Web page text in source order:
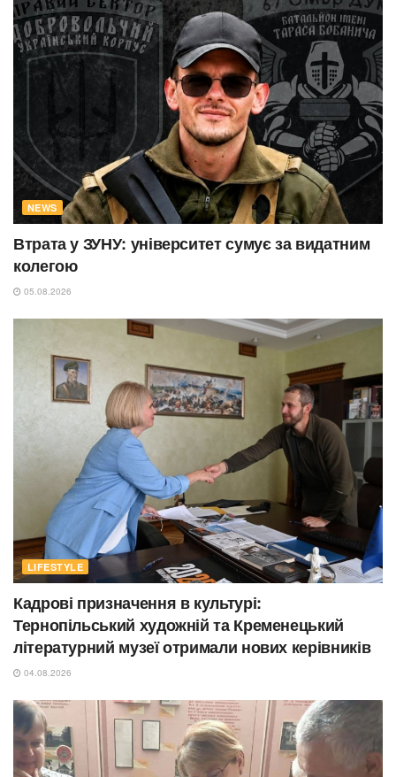
NEWS
Втрата у ЗУНУ: університет сумує за видатним
колегою
05.08.2026
LIFESTYLE
Кадрові призначення в культурі:
Тернопільський художній та Кременецький
літературний музеї отримали нових керівників
04.08.2026